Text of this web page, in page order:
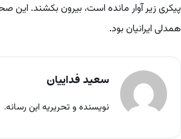
پیکری زیر آوار مانده است، بیرون بکشند. این
همدلی ایرانیان بود.
سعید فداییان
نویسنده و تحریریه این رسانه.